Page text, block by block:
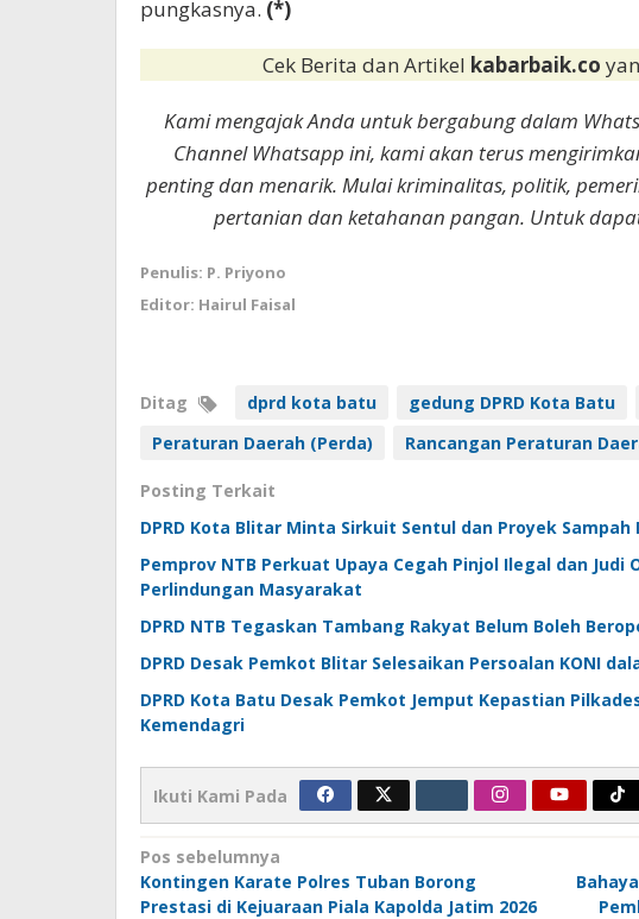
pungkasnya. (*)
Cek Berita dan Artikel kabarbaik.co
Kami mengajak Anda untuk bergabung dalam
Channel Whatsapp ini, kami akan terus
penting dan menarik. Mulai kriminalitas, politik,
pertanian dan ketahanan pangan. Untuk
Penulis: P. Priyono
Editor: Hairul Faisal
Ditag dprd kota batu gedung DPRD Kota Batu
Peraturan Daerah (Perda)
Rancangan Peraturan
Posting Terkait
DPRD Kota Blitar Minta Sirkuit Sentul dan Proyek Sampah
Pemprov NTB Perkuat Upaya Cegah Pinjol Ilegal dan Judi
Perlindungan Masyarakat
DPRD NTB Tegaskan Tambang Rakyat Belum Boleh
DPRD Desak Pemkot Blitar Selesaikan Persoalan KONI
DPRD Kota Batu Desak Pemkot Jemput Kepastian
Kemendagri
Ikuti Kami Pada
Navigasi
pos
Pos sebelumnya
Kontingen Karate Polres Tuban Borong
Prestasi di Kejuaraan Piala Kapolda Jatim 2026